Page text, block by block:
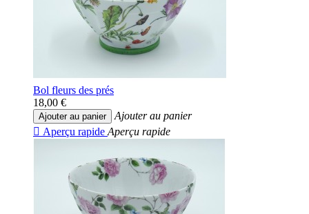
Bol fleurs des prés
18,00 €
Ajouter au panier
Ajouter au panier
 Aperçu rapide Aperçu rapide